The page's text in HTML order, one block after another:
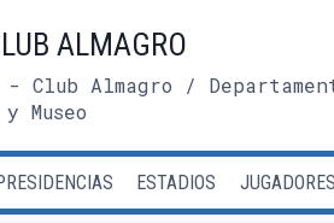
ALMAGRO
Club Almagro /
Museo
ESTADIOS JUGADORES